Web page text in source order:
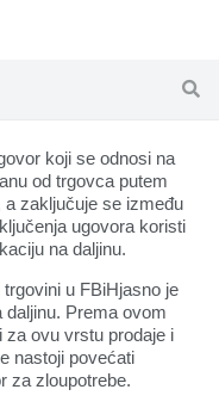
koji se odnosi na
od trgovca putem
a zaključuje se između
ugovora koristi
na daljinu.
u FBiHjasno je
daljinu. Prema ovom
za ovu vrstu prodaje i
nastoji povećati
za zloupotrebe.